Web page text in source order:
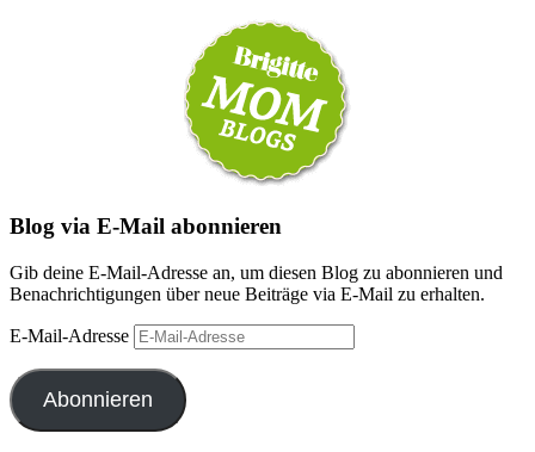
Blog via E-Mail abonnieren
Gib deine E-Mail-Adresse an, um diesen Blog zu abonnieren und
Benachrichtigungen über neue Beiträge via E-Mail zu erhalten.
E-Mail-Adresse
Abonnieren